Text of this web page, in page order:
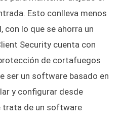
Esto conlleva menos
con lo que se ahorra un
Security cuenta con
de cortafuegos
ser un software basado en
y configurar desde
trata de un software